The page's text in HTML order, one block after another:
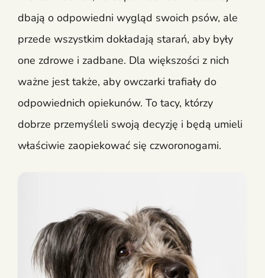
dbają o odpowiedni wygląd swoich psów, ale
przede wszystkim dokładają starań, aby były
one zdrowe i zadbane. Dla większości z nich
ważne jest także, aby owczarki trafiały do
odpowiednich opiekunów. To tacy, którzy
dobrze przemyśleli swoją decyzję i będą umieli
właściwie zaopiekować się czworonogami.